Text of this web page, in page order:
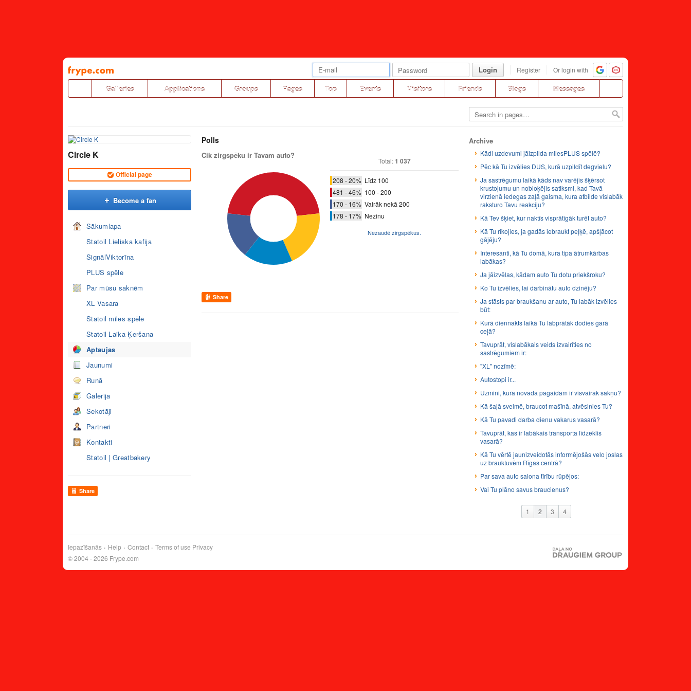
Pāriet
uz
saturu
Login Register Or login with
Galleries Applications Groups Pages Top Events Visitors Friends Blogs Messages
Circle K
Official page
Become a fan
Sākumlapa
Statoil Lieliska kafija
SignālViktorīna
PLUS spēle
Par mūsu saknēm
XL Vasara
Statoil miles spēle
Statoil Laika Ķeršana
Aptaujas
Jaunumi
Runā
Galerija
Sekotāji
Partneri
Kontakti
Statoil | Greatbakery
Share
Polls
Cik zirgspēku ir Tavam auto?
Total:1 037
208 - 20% Līdz 100
481 - 46% 100 - 200
170 - 16% Vairāk nekā 200
178 - 17% Nezinu
Nezaudē zirgspēkus.
Share
Archive
Kādi uzdevumi jāizpilda milesPLUS spēlē?
Pēc kā Tu izvēlies DUS, kurā uzpildīt degvielu?
Ja sastrēgumu laikā kāds nav varējis šķērsot
krustojumu un nobloķējis satiksmi, kad Tavā
virzienā iedegas zaļā gaisma, kura atbilde vislabāk
raksturo Tavu reakciju?
Kā Tev šķiet, kur naktīs visprātīgāk turēt auto?
Kā Tu rīkojies, ja gadās iebraukt peļķē, apšļācot
gājēju?
Interesanti, kā Tu domā, kura tipa ātrumkārbas
labākas?
Ja jāizvēlas, kādam auto Tu dotu priekšroku?
Ko Tu izvēlies, lai darbinātu auto dzinēju?
Ja stāsts par braukšanu ar auto, Tu labāk izvēlies
būt:
Kurā diennakts laikā Tu labprātāk dodies garā
ceļā?
Tavuprāt, vislabākais veids izvairīties no
sastrēgumiem ir:
"XL" nozīmē:
Autostopi ir...
Uzmini, kurā novadā pagaidām ir visvairāk sakņu?
Kā šajā svelmē, braucot mašīnā, atvēsinies Tu?
Kā Tu pavadi darba dienu vakarus vasarā?
Tavuprāt, kas ir labākais transporta līdzeklis
vasarā?
Kā Tu vērtē jaunizveidotās informējošās velo joslas
uz brauktuvēm Rīgas centrā?
Par sava auto salona tīrību rūpējos:
Vai Tu plāno savus braucienus?
1 2 3 4
Iepazīšanās Help Contact Terms of use Privacy
© 2004 - 2026 Frype.com